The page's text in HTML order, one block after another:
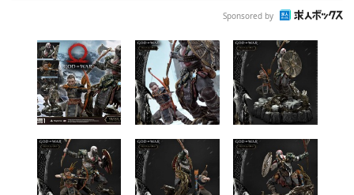
Sponsored by